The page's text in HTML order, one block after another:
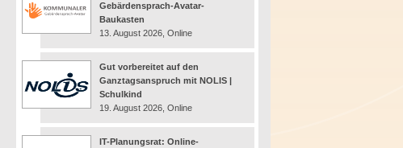
Gebärdensprach-Avatar-
Baukasten
13. August 2026, Online
Gut vorbereitet auf den
Ganztagsanspruch mit NOLIS |
Schulkind
19. August 2026, Online
IT-Planungsrat: Online-